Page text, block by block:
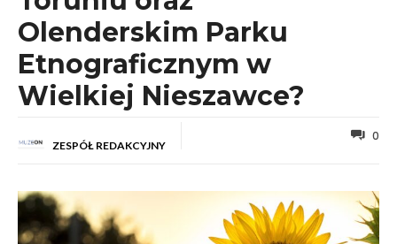
Olenderskim Parku
Etnograficznym w
Wielkiej Nieszawce?
ZESPÓŁ REDAKCYJNY
0